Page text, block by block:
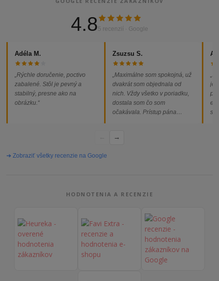
4.85 recenzií · Google
Adéla M.
„Rýchle doručenie, poctivo
zabalené. Stôl je pevný a
stabilný, presne ako na
obrázku.“
Zsuzsu S.
„Maximálne som spokojná, už
dvakrát som objednala od
nich. Vždy všetko v poriadku,
dostala som čo som
očakávala. Prístup pána
problémov. Vrele odporúčam!“
→
➔ Zobraziť všetky recenzie na Google
HODNOTENIA A RECENZIE